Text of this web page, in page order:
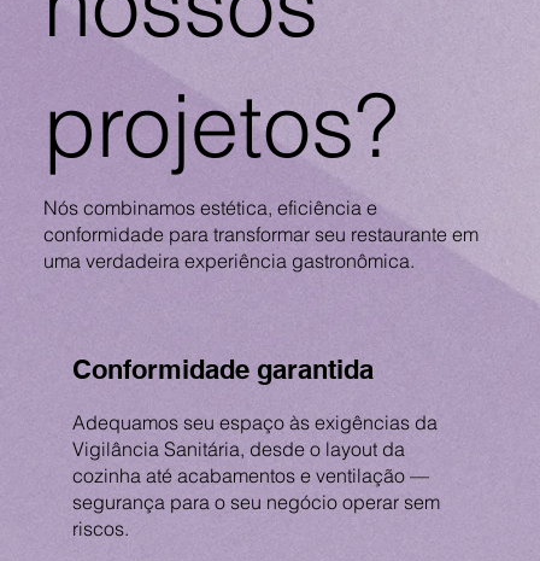
projetos?
Nós combinamos estética, eficiência e
conformidade para transformar seu restaurante em
uma verdadeira experiência gastronômica.
Adequamos seu espaço às exigências da
Vigilância Sanitária, desde o layout da
cozinha até acabamentos e ventilação —
segurança para o seu negócio operar sem
riscos.
Conformidade garantida